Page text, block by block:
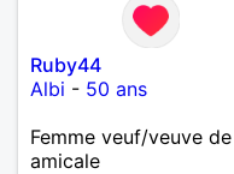
Ruby44
Albi - 50 ans
Femme veuf/veuve
amicale